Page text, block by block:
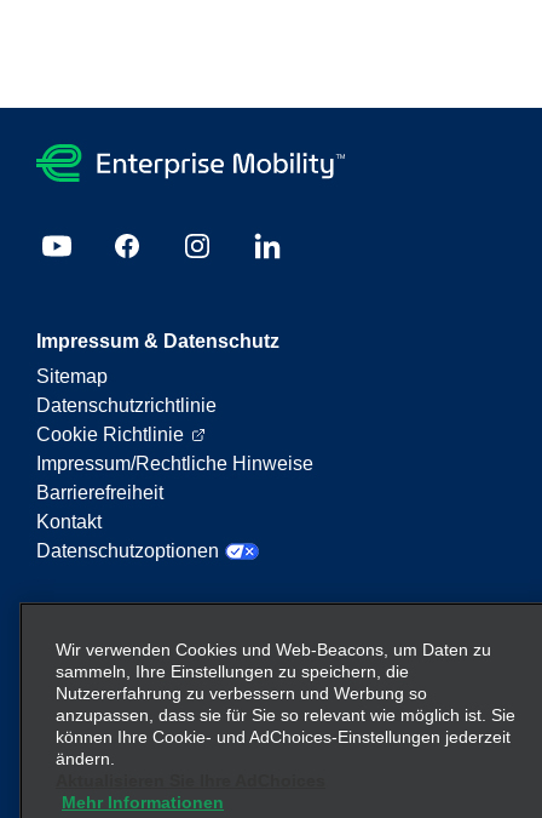
Impressum & Datenschutz
Sitemap
Datenschutzrichtlinie
Cookie Richtlinie
Impressum/Rechtliche Hinweise
Barrierefreiheit
Kontakt
Datenschutzoptionen
Mobilitätsservices. Der Begriff „Enterprise Mobility“
auf dieser Website verweist auf bestimmte
Unternehmenseinheiten und/oder die Marke
Enterprise Mobility, wobei Informationen zu vielen
Unternehmen übermittelt werden. Diese Verweise
vermitteln oder ersetzen. Weitere Informationen
Wir verwenden Cookies und Web-Beacons, um Daten zu
sammeln, Ihre Einstellungen zu speichern, die
Nutzererfahrung zu verbessern und Werbung so
anzupassen, dass sie für Sie so relevant wie möglich ist. Sie
können Ihre Cookie- und AdChoices-Einstellungen jederzeit
ändern.
Mehr Informationen